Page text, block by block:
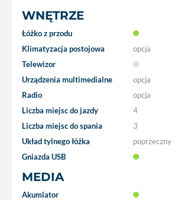
WNĘTRZE
Łóżko z przodu
Klimatyzacja postojowa
opcja
Telewizor
Urządzenia multimedialne
opcja
Radio
opcja
Liczba miejsc do jazdy
4
Liczba miejsc do spania
3
Układ tylnego łóżka
poprzeczny
Gniazda USB
MEDIA
Akumlator